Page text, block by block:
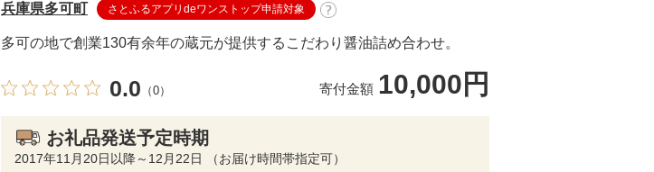
兵庫県多可町 さとふるアプリdeワンストップ申請対象
多可の地で創業130有余年の蔵元が提供するこだわり醤油詰め合わせ。
0.0 （0） 寄付金額 10,000円
お礼品発送予定時期
2017年11月20日以降～12月22日 （お届け時間帯指定可）